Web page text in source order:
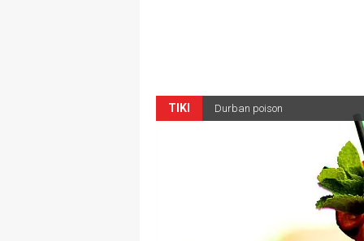
TIKI Durban poison